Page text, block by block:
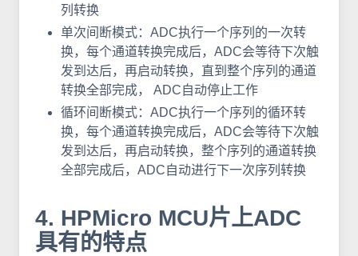
列转换
单次间断模式：ADC执行一个序列的一次转
换，每个通道转换完成后，ADC会等待下次触
发到达后，再启动转换，直到整个序列的通道
转换全部完成， ADC自动停止工作
循环间断模式：ADC执行一个序列的循环转
换，每个通道转换完成后，ADC会等待下次触
发到达后，再启动转换，整个序列的通道转换
全部完成后，ADC自动进行下一次序列转换
4. HPMicro MCU片上ADC
具有的特点